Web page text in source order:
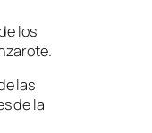
los
las
de la